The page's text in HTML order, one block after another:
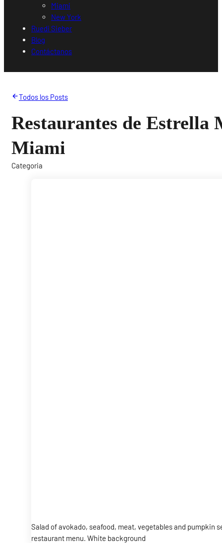
Miami
New York
Ruedi Sieber
Blog
Contáctanos
Todos los Posts
Restaurantes de Estrella
Miami
Categoria
Salad of avokado, seafood, meat, vegetables and pumpkin
restaurant menu. White background